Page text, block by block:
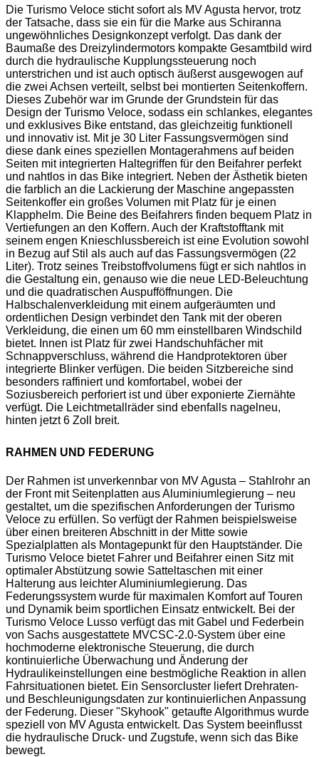
Die Turismo Veloce sticht sofort als MV Agusta hervor, trotz
der Tatsache, dass sie ein für die Marke aus Schiranna
ungewöhnliches Designkonzept verfolgt. Das dank der
Baumaße des Dreizylindermotors kompakte Gesamtbild wird
durch die hydraulische Kupplungssteuerung noch
unterstrichen und ist auch optisch äußerst ausgewogen auf
die zwei Achsen verteilt, selbst bei montierten Seitenkoffern.
Dieses Zubehör war im Grunde der Grundstein für das
Design der Turismo Veloce, sodass ein schlankes, elegantes
und exklusives Bike entstand, das gleichzeitig funktionell
und innovativ ist. Mit je 30 Liter Fassungsvermögen sind
diese dank eines speziellen Montagerahmens auf beiden
Seiten mit integrierten Haltegriffen für den Beifahrer perfekt
und nahtlos in das Bike integriert. Neben der Ästhetik bieten
die farblich an die Lackierung der Maschine angepassten
Seitenkoffer ein großes Volumen mit Platz für je einen
Klapphelm. Die Beine des Beifahrers finden bequem Platz in
Vertiefungen an den Koffern. Auch der Kraftstofftank mit
seinem engen Knieschlussbereich ist eine Evolution sowohl
in Bezug auf Stil als auch auf das Fassungsvermögen (22
Liter). Trotz seines Treibstoffvolumens fügt er sich nahtlos in
die Gestaltung ein, genauso wie die neue LED-Beleuchtung
und die quadratischen Auspufföffnungen. Die
Halbschalenverkleidung mit einem aufgeräumten und
ordentlichen Design verbindet den Tank mit der oberen
Verkleidung, die einen um 60 mm einstellbaren Windschild
bietet. Innen ist Platz für zwei Handschuhfächer mit
Schnappverschluss, während die Handprotektoren über
integrierte Blinker verfügen. Die beiden Sitzbereiche sind
besonders raffiniert und komfortabel, wobei der
Soziusbereich perforiert ist und über exponierte Ziernähte
verfügt. Die Leichtmetallräder sind ebenfalls nagelneu,
hinten jetzt 6 Zoll breit.
RAHMEN UND FEDERUNG
Der Rahmen ist unverkennbar von MV Agusta – Stahlrohr an
der Front mit Seitenplatten aus Aluminiumlegierung – neu
gestaltet, um die spezifischen Anforderungen der Turismo
Veloce zu erfüllen. So verfügt der Rahmen beispielsweise
über einen breiteren Abschnitt in der Mitte sowie
Spezialplatten als Montagepunkt für den Hauptständer. Die
Turismo Veloce bietet Fahrer und Beifahrer einen Sitz mit
optimaler Abstützung sowie Satteltaschen mit einer
Halterung aus leichter Aluminiumlegierung. Das
Federungssystem wurde für maximalen Komfort auf Touren
und Dynamik beim sportlichen Einsatz entwickelt. Bei der
Turismo Veloce Lusso verfügt das mit Gabel und Federbein
von Sachs ausgestattete MVCSC-2.0-System über eine
hochmoderne elektronische Steuerung, die durch
kontinuierliche Überwachung und Änderung der
Hydraulikeinstellungen eine bestmögliche Reaktion in allen
Fahrsituationen bietet. Ein Sensorcluster liefert Drehraten-
und Beschleunigungsdaten zur kontinuierlichen Anpassung
der Federung. Dieser "Skyhook" getaufte Algorithmus wurde
speziell von MV Agusta entwickelt. Das System beeinflusst
die hydraulische Druck- und Zugstufe, wenn sich das Bike
bewegt.